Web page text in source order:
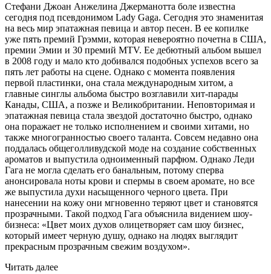
Стефани Джоан Анжелина Джерманотта боле известна
сегодня под псевдонимом Lady Gaga. Сегодня это знаменитая
на весь мир эпатажная певица и автор песен. В ее копилке
уже пять премий Грэмми, которая невероятно почетна в США,
премии Эмии и 30 премий MTV. Ее дебютный альбом вышел
в 2008 году и мало кто добивался подобных успехов всего за
пять лет работы на сцене. Однако с момента появления
первой пластинки, она стала международным хитом, а
главные синглы альбома быстро возглавили хит-парады
Канады, США, а позже и Великобритании. Неповторимая и
эпатажная певица стала звездой достаточно быстро, однако
она поражает не только исполнением и своими хитами, но
также многогранностью своего таланта. Совсем недавно она
поддалась общеголливудской моде на создание собственных
ароматов и выпустила одноименный парфюм. Однако Леди
Гага не могла сделать его банальным, потому сперва
анонсировала ноты крови и спермы в своем аромате, но все
же выпустила духи насыщенного черного цвета. При
нанесении на кожу они мгновенно теряют цвет и становятся
прозрачными. Такой подход Гага объяснила видением шоу-
бизнеса: «Цвет моих духов олицетворяет сам шоу бизнес,
который имеет черную душу, однако на людях выглядит
прекрасным прозрачным свежим воздухом».
Читать далее